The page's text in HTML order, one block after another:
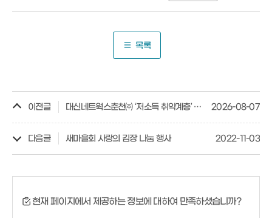
목록
이전글 대신네트웍스춘천㈜ ‘저소득 취약계층’ 양곡 전달 2026-08-07
다음글 새마을회 사랑의 김장 나눔 행사 2022-11-03
현재 페이지에서 제공하는 정보에 대하여 만족하셨습니까?